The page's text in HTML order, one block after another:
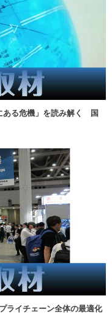
ある危機」を読み解く 国
ライチェーン全体の最適化